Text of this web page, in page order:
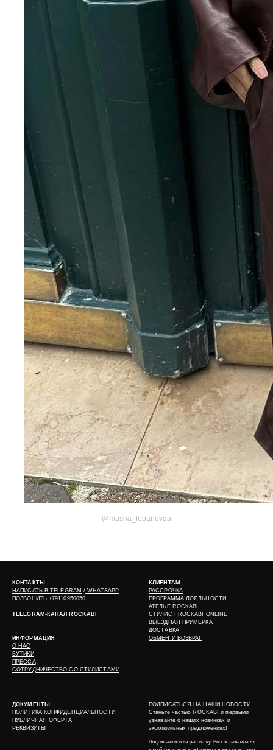
@masha_lobanovaa
КОНТАКТЫ
НАПИСАТЬ ВTELEGRAM / WHATSAPP
ПОЗВОНИТЬ +79110950050
TELEGRAM-КАНАЛ ROCKABI
ИНФОРМАЦИЯ
О НАС
БУТИКИ
ПРЕССА
СОТРУДНИЧЕСТВО СО СТИЛИСТАМИ
КЛИЕНТАМ
РАССРОЧКА
ПРОГРАММА ЛОЯЛЬНОСТИ
АТЕЛЬЕ ROCKABI
СТИЛИСТ ROCKABI ONLINE
ВЫЕЗДНАЯ ПРИМЕРКА
ДОСТАВКА
ОБМЕН И ВОЗВРАТ
ДОКУМЕНТЫ
ПОЛИТИКА КОНФИДЕНЦИАЛЬНОСТИ
ПУБЛИЧНАЯ ОФЕРТА
РЕКВИЗИТЫ
ПОДПИСАТЬСЯ НА НАШИ НОВОСТИ
Станьте частью ROCKABI и первыми
узнавайте о наших новинках и
эксклюзивных предложениях!
Подписавшись на рассылку, Вы соглашаетесь с